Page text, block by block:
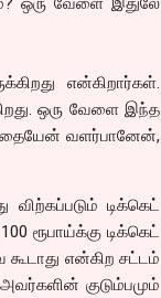
என்கிறார்கள்.
ஒரு வேளை இந்த
அதையேன் வளர்பானேன்,
டிக்கெட்
ரூபாய்க்கு டிக்கெட்
என்கிற சட்டம்
குடும்பமும்